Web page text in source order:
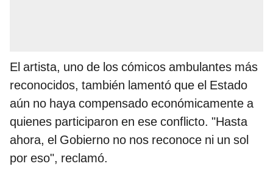
El artista, uno de los cómicos ambulantes más
reconocidos, también lamentó que el Estado
aún no haya compensado económicamente a
quienes participaron en ese conflicto. "Hasta
ahora, el Gobierno no nos reconoce ni un sol
por eso", reclamó.